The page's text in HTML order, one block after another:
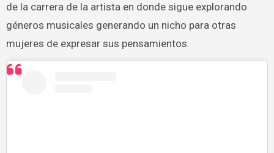
de la carrera de la artista en donde sigue explorando
géneros musicales generando un nicho para otras
mujeres de expresar sus pensamientos.